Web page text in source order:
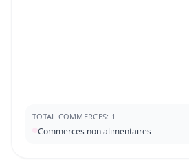
TOTAL COMMERCES: 1
Commerces non alimentaires